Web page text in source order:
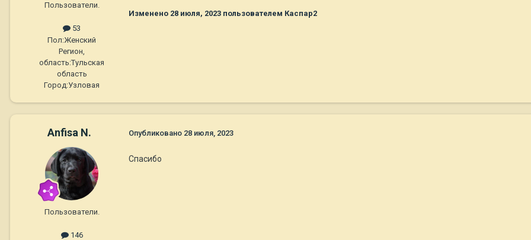
Пользователи.
53
Пол:Женский
Регион,
область:Тульская
область
Город:Узловая
Изменено 28 июля, 2023 пользователем Каспар2
Anfisa N.
Пользователи.
146
Опубликовано 28 июля, 2023
Спасибо